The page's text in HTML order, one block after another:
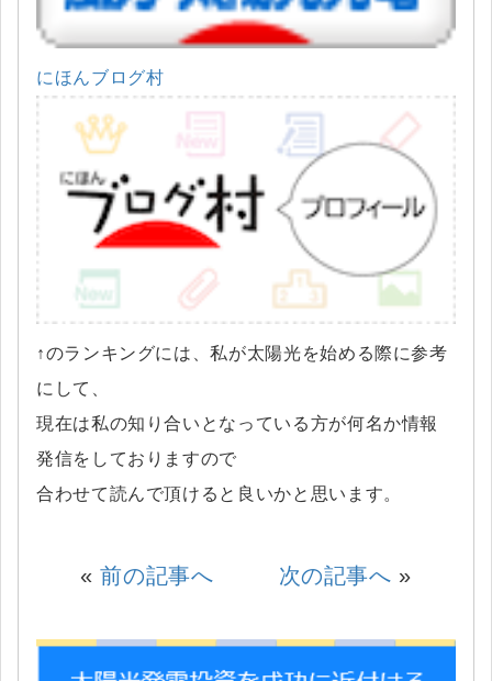
にほんブログ村
↑のランキングには、私が太陽光を始める際に参考
にして、
現在は私の知り合いとなっている方が何名か情報
発信をしておりますので
合わせて読んで頂けると良いかと思います。
«前の記事へ 次の記事へ »